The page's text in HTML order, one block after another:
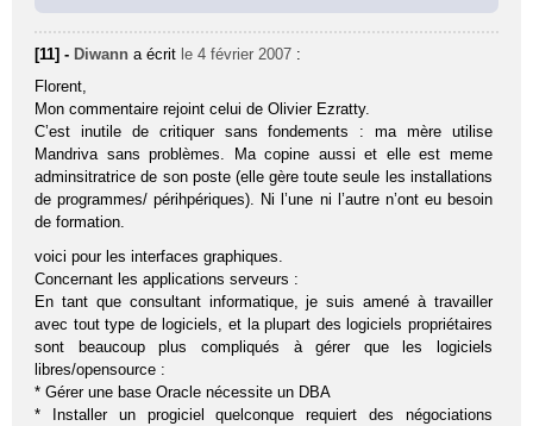
[11] - Diwann a écrit le 4 février 2007 :
Florent,
Mon commentaire rejoint celui de Olivier Ezratty.
C’est inutile de critiquer sans fondements : ma mère utilise
Mandriva sans problèmes. Ma copine aussi et elle est meme
adminsitratrice de son poste (elle gère toute seule les installations
de programmes/ périhpériques). Ni l’une ni l’autre n’ont eu besoin
de formation.
voici pour les interfaces graphiques.
Concernant les applications serveurs :
En tant que consultant informatique, je suis amené à travailler
avec tout type de logiciels, et la plupart des logiciels propriétaires
sont beaucoup plus compliqués à gérer que les logiciels
libres/opensource :
* Gérer une base Oracle nécessite un DBA
* Installer un progiciel quelconque requiert des négociations